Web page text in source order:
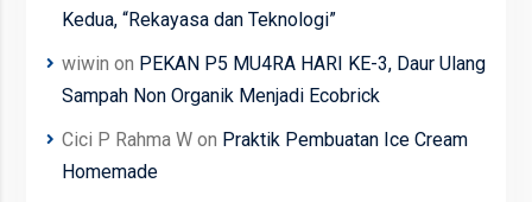
Kedua, “Rekayasa dan Teknologi”
wiwin on PEKAN P5 MU4RA HARI KE-3, Daur Ulang
Sampah Non Organik Menjadi Ecobrick
Cici P Rahma Won Praktik Pembuatan Ice Cream
Homemade